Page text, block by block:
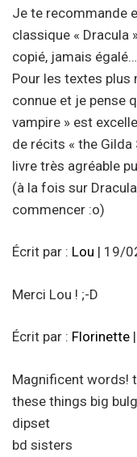
Je te recommande
classique « Dracula
copié, jamais égalé…
Pour les textes plus
connue et je pense
vampire » est
de récits « the Gilda
livre très agréable
(à la fois sur
commencer :o)
Écrit par : Lou | 19/
Merci Lou ! ;-D
Écrit par : Florinette
Magnificent words!
these things big
dipset
bd sisters